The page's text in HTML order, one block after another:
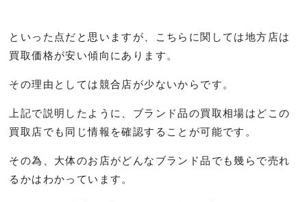
といった点だと思いますが、こちらに関しては地方店は
買取価格が安い傾向にあります。
その理由としては競合店が少ないからです。
上記で説明したように、ブランド品の買取相場はどこの
買取店でも同じ情報を確認することが可能です。
その為、大体のお店がどんなブランド品でも幾らで売れ
るかはわかっています。